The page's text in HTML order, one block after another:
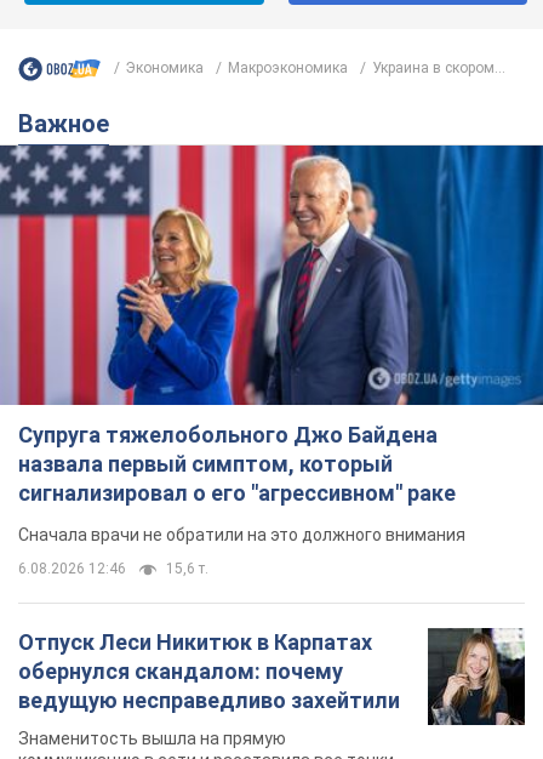
Экономика Mакроэкономика Украина в скором...
Важное
Супруга тяжелобольного Джо Байдена
назвала первый симптом, который
сигнализировал о его "агрессивном" раке
Сначала врачи не обратили на это должного внимания
6.08.2026 12:46 15,6 т.
Отпуск Леси Никитюк в Карпатах
обернулся скандалом: почему
ведущую несправедливо захейтили
Знаменитость вышла на прямую